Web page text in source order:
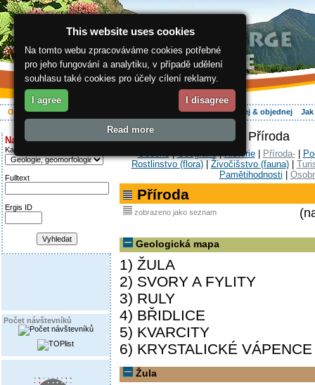
O regionu Aktivně Ubytování Hledej & objednej
Najděte si:
Kategorie
Fulltext
Ergis ID
Počet návštevníků
ergis.cz > Příroda
Historie| Příroda-|
Rostlinstvo (flora)|Živočišstvo (fauna)|
Pamětihodnosti |
Příroda
zobrazeno jako seznam
Geologická mapa
1) ŽULA
2) SVORY A FYLITY
3) RULY
4) BŘIDLICE
5) KVARCITY
6) KRYSTALICKÉ VÁPENCE
Žula
This website uses cookies
Na tomto webu zpracováváme cookies potřebné
pro jeho fungování a analytiku, v případě udělení
souhlasu také cookies pro účely cílení reklamy.
I agree I disagree
Read more